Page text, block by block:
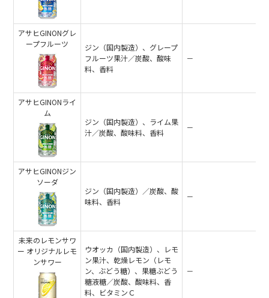
アサヒGINONグレ
ープフルーツ
ジン（国内製造）、グレープ
フルーツ果汁／炭酸、酸味
料、香料
－
アサヒGINONライ
ム
ジン（国内製造）、ライム果
汁／炭酸、酸味料、香料
－
アサヒGINONジン
ソーダ
ジン（国内製造）／炭酸、酸
味料、香料
－
未来のレモンサワ
ー オリジナルレモ
ンサワー
ウオッカ（国内製造）、レモ
ン果汁、乾燥レモン（レモ
ン、ぶどう糖）、果糖ぶどう
糖液糖／炭酸、酸味料、香
料、ビタミンＣ
－